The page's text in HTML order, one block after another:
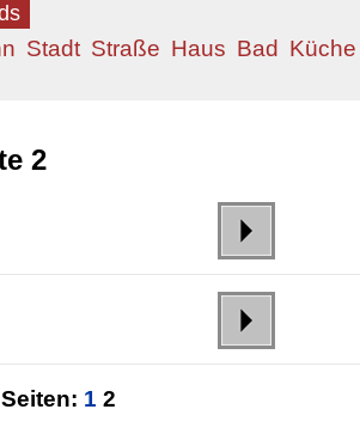
Stadt Straße Haus Bad Küche
2
Seiten: 1 2